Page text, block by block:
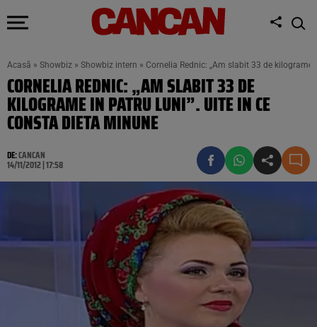
Acasă » Showbiz » Showbiz intern » Cornelia Rednic: „Am slabit 33 de
CORNELIA REDNIC: „AM SLABIT 33 DE
KILOGRAME IN PATRU LUNI”. UITE IN CE
CONSTA DIETA MINUNE
DE:CANCAN
14/11/2012 | 17:58